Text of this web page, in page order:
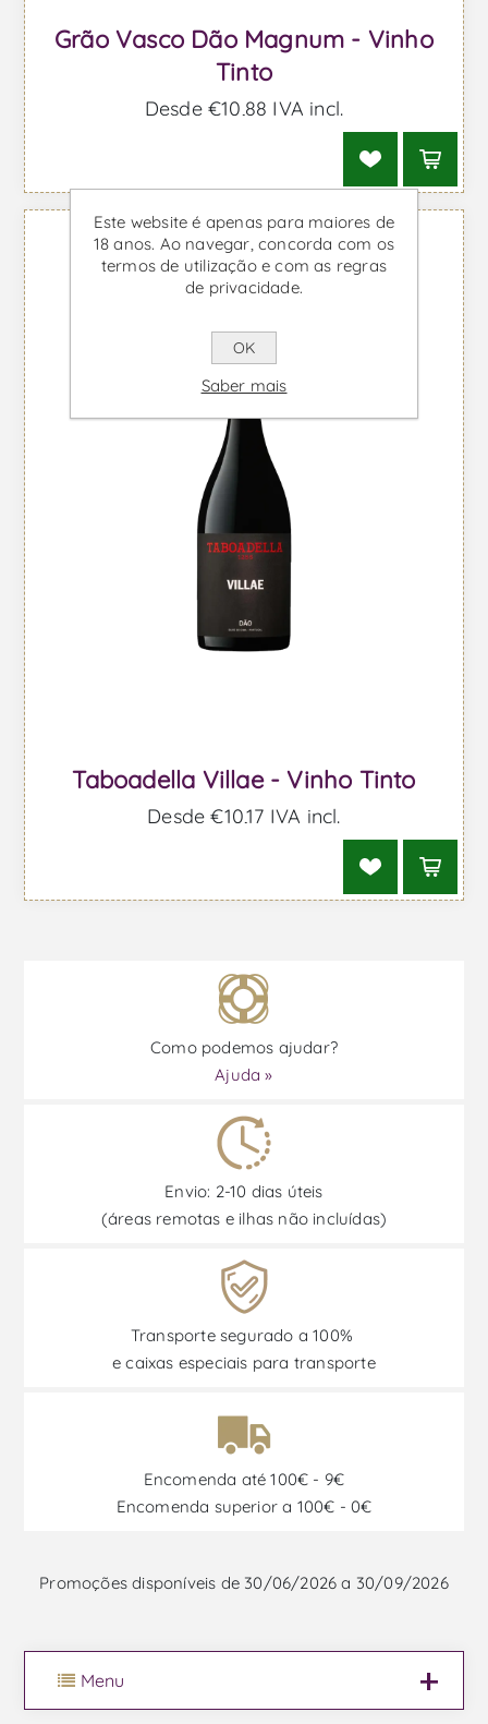
Grão Vasco Dão Magnum - Vinho
Tinto
Desde €10,88 IVA incl.
Taboadella Villae - Vinho Tinto
Desde €10,17 IVA incl.
Como podemos ajudar?
Ajuda »
Envio: 2-10 dias úteis
(áreas remotas e ilhas não incluídas)
Transporte segurado a 100%
e caixas especiais para transporte
Encomenda até 100€ - 9€
Encomenda superior a 100€ - 0€
Promoções disponíveis de 30/06/2026 a 30/09/2026
Menu
Este website é apenas para maiores de
18 anos. Ao navegar, concorda com os
termos de utilização e com as regras
de privacidade.
OK
Saber mais